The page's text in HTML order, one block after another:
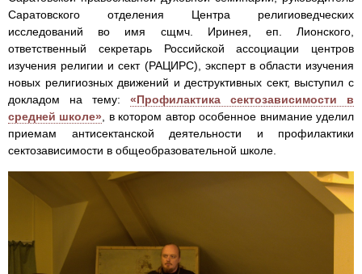
Саратовского отделения Центра религиоведческих
исследований во имя сщмч. Иринея, еп. Лионского,
ответственный секретарь Российской ассоциации центров
изучения религии и сект (РАЦИРС), эксперт в области изучения
новых религиозных движений и деструктивных сект, выступил с
докладом на тему: «Профилактика сектозависимости в
средней школе» , в котором автор особенное внимание уделил
приемам антисектанской деятельности и профилактики
сектозависимости в общеобразовательной школе.